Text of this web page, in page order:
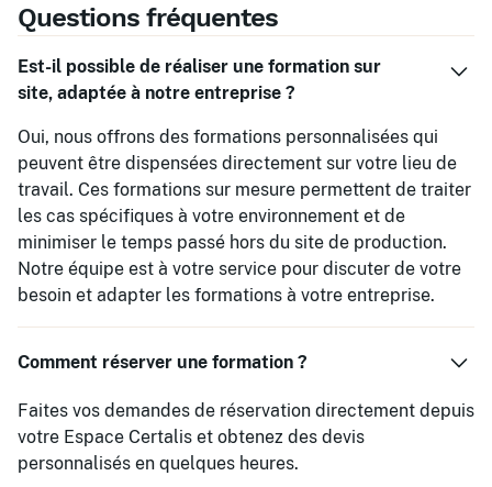
Questions fréquentes
Est-il possible de réaliser une formation sur
site, adaptée à notre entreprise ?
Oui, nous offrons des formations personnalisées qui
peuvent être dispensées directement sur votre lieu de
travail. Ces formations sur mesure permettent de traiter
les cas spécifiques à votre environnement et de
minimiser le temps passé hors du site de production.
Notre équipe est à votre service pour discuter de votre
besoin et adapter les formations à votre entreprise.
Comment réserver une formation ?
Faites vos demandes de réservation directement depuis
votre Espace Certalis et obtenez des devis
personnalisés en quelques heures.